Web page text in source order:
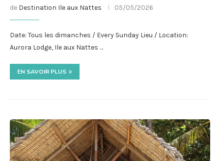
de Destination Ile aux Nattes 05/05/2026
Date: Tous les dimanches / Every Sunday Lieu / Location:
Aurora Lodge, Ile aux Nattes …
EN SAVOIR PLUS